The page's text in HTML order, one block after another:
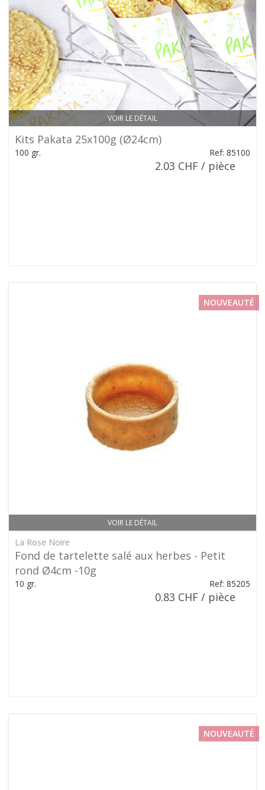
VOIR LE DÉTAIL
Kits Pakata 25x100g (Ø24cm)
100 gr. Ref: 85100
2.03 CHF / pièce
VOIR LE DÉTAIL
NOUVEAUTÉ
La Rose Noire
Fond de tartelette salé aux herbes - Petit
rond Ø4cm -10g
10 gr. Ref: 85205
0.83 CHF / pièce
NOUVEAUTÉ